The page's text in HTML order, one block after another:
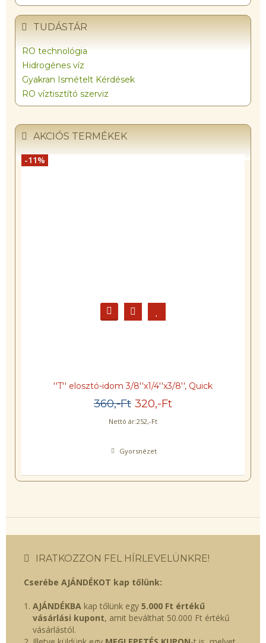
TUDÁSTÁR
RO technológia
Hidrogénes víz
Gyakran Ismételt Kérdések
RO víztisztító szerviz
AKCIÓS TERMÉKEK
BlueSoft E50-VR34 központi vízlágyító
150.540,-Ft 149.990
Nettó ár:118.102,-Ft
Gyorsnézet
-0%
IRATKOZZON FEL HÍRLEVELÜNKRE!
Cserébe AJÁNDÉKOT kap tőlünk:
AJÁNDÉKBA kap tőlünk egy 5.000 Ft értékű
vásárlási kupont, amit beválthat 50.000 Ft értékű
vásárlástól.